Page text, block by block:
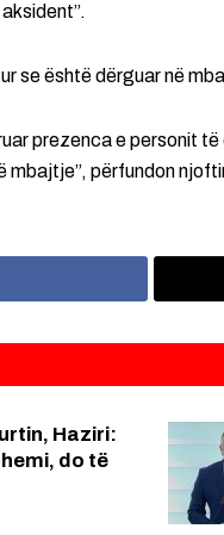
se është dërguar në
prezenca e personit
mbajtje”, përfundon
Haziri:
do të